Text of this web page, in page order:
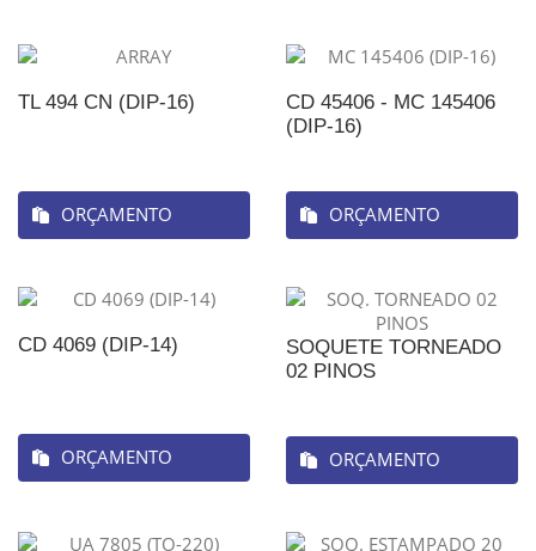
TL 494 CN (DIP-16)
ORÇAMENTO
CD 45406 - MC 145406
(DIP-16)
ORÇAMENTO
CD 4069 (DIP-14)
ORÇAMENTO
SOQUETE TORNEADO
02 PINOS
ORÇAMENTO